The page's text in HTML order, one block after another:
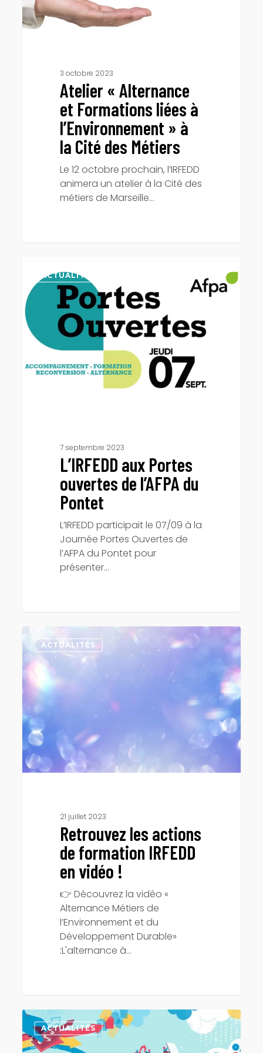
Cité
des
3 octobre 2023
Atelier « Alternance
et Formations liées à
l’Environnement » à
la Cité des Métiers
Le 12 octobre prochain, l’IRFEDD
animera un atelier à la Cité des
métiers de Marseille…
Portes
ouvertes
de
l’AFPA
Pontet
ACTUALITÉS
7 septembre 2023
L’IRFEDD aux Portes
ouvertes de l’AFPA du
Pontet
L’IRFEDD participait le 07/09 à la
Journée Portes Ouvertes de
l’AFPA du Pontet pour
présenter…
Retrouvez
les
actions
de
formation
IRFEDD
en
vidéo
!
ACTUALITÉS
21 juillet 2023
Retrouvez les actions
de formation IRFEDD
en vidéo !
👉 Découvrez la vidéo «
Alternance Métiers de
l’Environnement et du
Développement Durable»
:L'alternance à…
3ème
session
de
ACTUALITÉS